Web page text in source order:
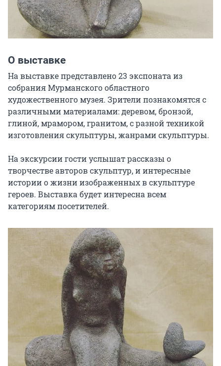
О выставке
На выставке представлено 23 экспоната из
собрания Мурманского областного
художественного музея. Зрители познакомятся с
различными материалами: деревом, бронзой,
глиной, мрамором, гранитом, с разной техникой
изготовления скульптуры, жанрами скульптуры.
На экскурсии гости услышат рассказы о
творчестве авторов скульптур, и интересные
истории о жизни изображенных в скульптуре
героев. Выставка будет интересна всем
категориям посетителей.